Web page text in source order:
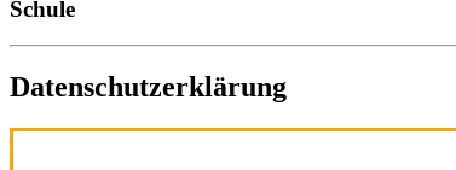
Schule
Datenschutzerklärung